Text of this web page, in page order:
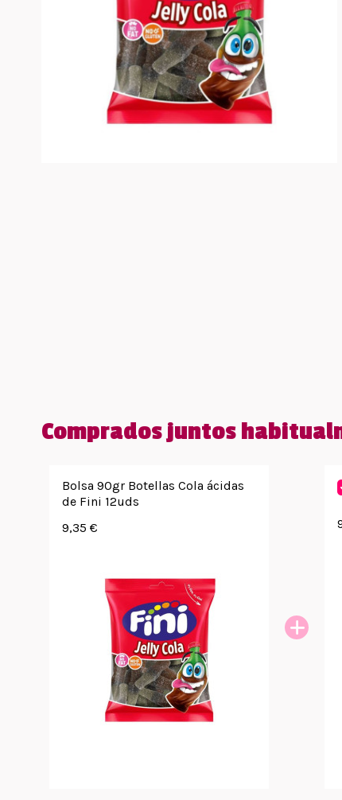
Comprados juntos
Bolsa 90gr Botellas Cola ácidas
de Fini 12uds
9,35 €